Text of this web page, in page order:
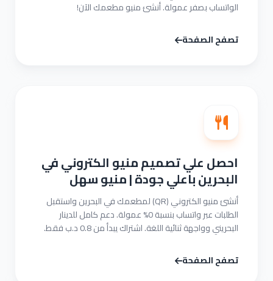
الواتساب بصفر عمولة. أنشئ منيو مطعمك الآن!
تصفح الصفحة
احصل علي تصميم منيو الكتروني في
البحرين باعلي جودة | منيو سهل
أنشئ منيو الكتروني (QR) لمطعمك في البحرين واستقبل
الطلبات عبر واتساب بنسبة 0% عمولة. دعم كامل للدينار
البحريني وواجهة ثنائية اللغة. اشتراك يبدأ من 0.8 د.ب فقط.
تصفح الصفحة